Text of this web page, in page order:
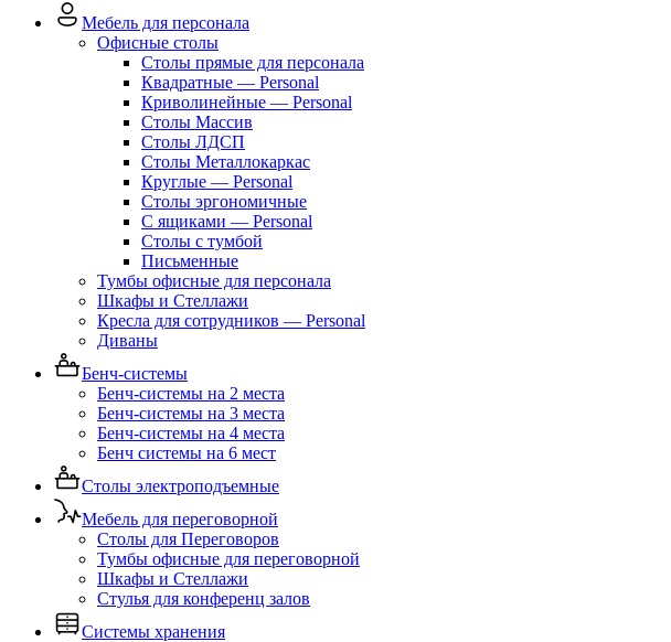
Мебель для персонала
Офисные столы
Столы прямые для персонала
Квадратные — Personal
Криволинейные — Personal
Столы Массив
Столы ЛДСП
Столы Металлокаркас
Круглые — Personal
Столы эргономичные
С ящиками — Personal
Столы с тумбой
Письменные
Тумбы офисные для персонала
Шкафы и Стеллажи
Кресла для сотрудников — Personal
Диваны
Бенч-системы
Бенч-системы на 2 места
Бенч-системы на 3 места
Бенч-системы на 4 места
Бенч системы на 6 мест
Столы электроподъемные
Мебель для переговорной
Столы для Переговоров
Тумбы офисные для переговорной
Шкафы и Стеллажи
Стулья для конференц залов
Системы хранения